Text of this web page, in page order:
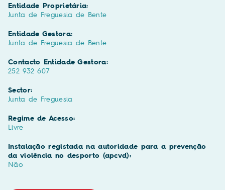
Entidade Proprietária:
Junta de Freguesia de Bente
Entidade Gestora:
Junta de Freguesia de Bente
Contacto Entidade Gestora:
252 932 607
Sector:
Junta de Freguesia
Regime de Acesso:
Livre
Instalação registada na autoridade para a prevenção
da violência no desporto (apcvd):
Não